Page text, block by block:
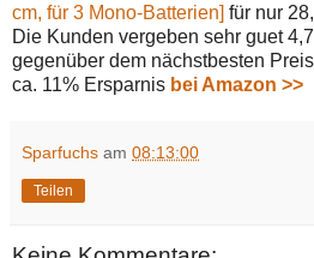
cm, für 3 Mono-Batterien] für nur
Die Kunden vergeben sehr guet
gegenüber dem nächstbesten
ca. 11% Ersparnis bei Amazon >>
Sparfuchs am 08:13:00
Teilen